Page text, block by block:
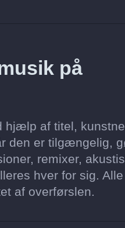
på
hjælp af titel,
den er tilgængelig,
remixer,
hver for sig.
af overførslen.